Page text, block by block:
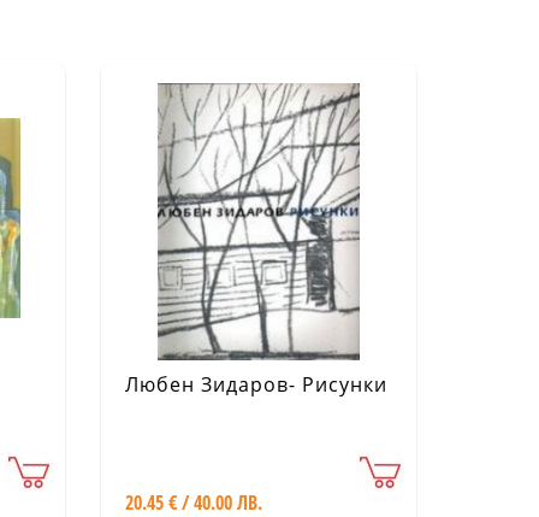
Любен Зидаров- Рисунки
20.45 € / 40.00 ЛВ.